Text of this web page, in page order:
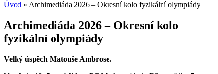
Úvod » Archimediáda 2026 – Okresní kolo fyzikální olympiády
Archimediáda 2026 – Okresní kolo
fyzikální olympiády
Velký úspěch Matouše Ambrose.